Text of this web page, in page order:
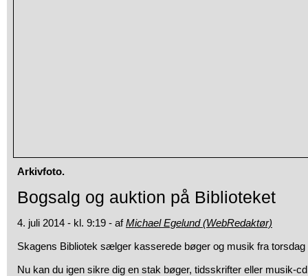
Arkivfoto.
Bogsalg og auktion på Biblioteket
4. juli 2014 - kl. 9:19 - afMichael Egelund (WebRedaktør)
Skagens Bibliotek sælger kasserede bøger og musik fra torsdag
Nu kan du igen sikre dig en stak bøger, tidsskrifter eller musik-